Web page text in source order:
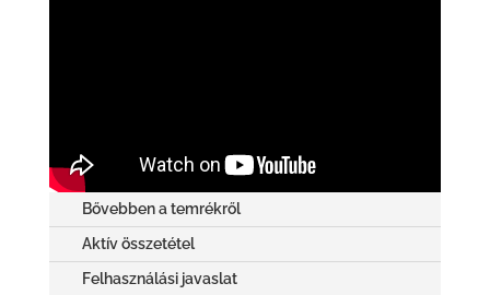
Bővebben a temrékről
Aktív összetétel
Felhasználási javaslat